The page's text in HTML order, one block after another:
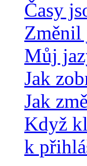
Časy
Změnil
Můj
Jak
Jak
Když
k